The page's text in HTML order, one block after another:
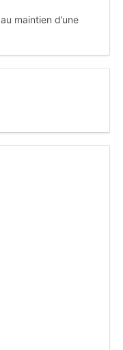
maintien d’une